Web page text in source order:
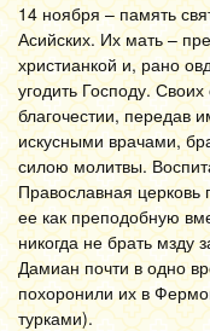
14 ноября – память
Асийских. Их мать –
христианкой и, рано
угодить Господу.
благочестии, передав
искусными врачами,
силою молитвы.
Православная церковь
ее как преподобную
никогда не брать мзду
Дамиан почти в одно
похоронили их в
турками).